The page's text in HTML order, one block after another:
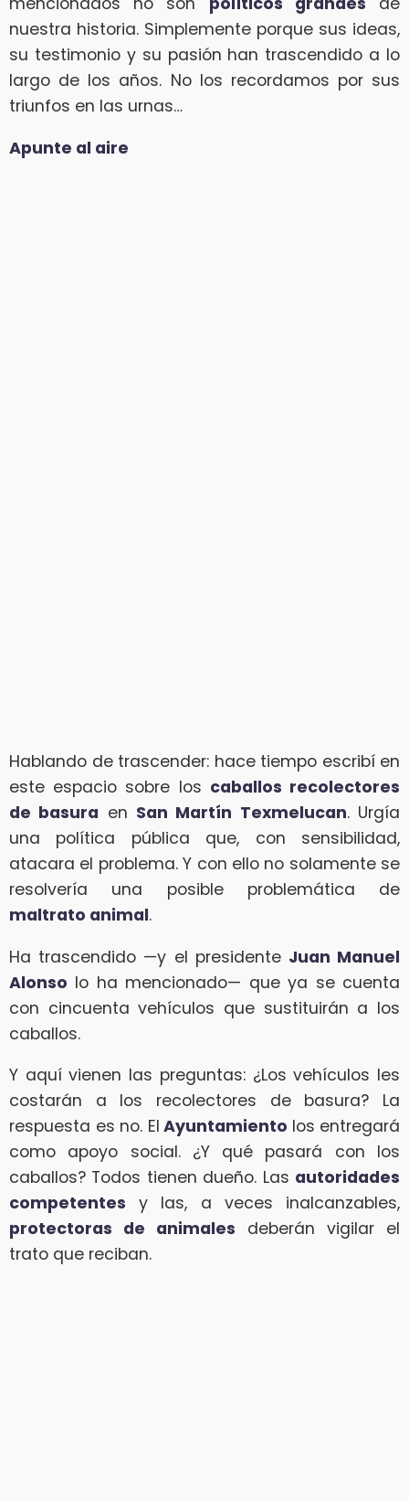
nuestra historia. Simplemente porque sus ideas,
su testimonio y su pasión han trascendido a lo
largo de los años. No los recordamos por sus
triunfos en las urnas…
Apunte al aire
Hablando de trascender: hace tiempo escribí en
este espacio sobre los caballos recolectores
de basura en San Martín Texmelucan. Urgía
una política pública que, con sensibilidad,
atacara el problema. Y con ello no solamente se
resolvería una posible problemática de
maltrato animal.
Ha trascendido —y el presidente Juan Manuel
Alonso lo ha mencionado— que ya se cuenta
con cincuenta vehículos que sustituirán a los
caballos.
Y aquí vienen las preguntas: ¿Los vehículos les
costarán a los recolectores de basura? La
respuesta es no. El Ayuntamiento los entregará
como apoyo social. ¿Y qué pasará con los
caballos? Todos tienen dueño. Las autoridades
competentes y las, a veces inalcanzables,
protectoras de animales deberán vigilar el
trato que reciban.